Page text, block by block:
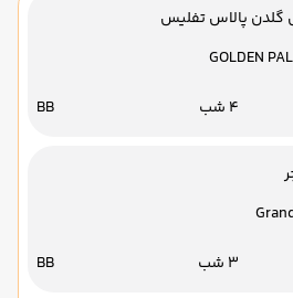
گلدن پالاس تفلیس
GOLDEN
4 شب BB
3 شب BB